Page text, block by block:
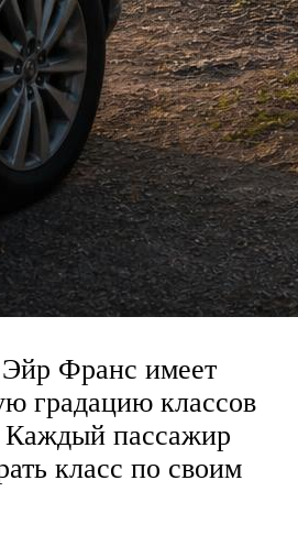
Франс имеет
градацию классов
Каждый пассажир
класс по своим